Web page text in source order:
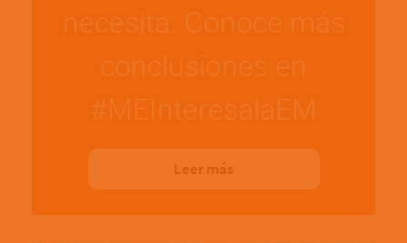
necesita. Conoce más
conclusiones en
#MEInteresalaEM
Leer más